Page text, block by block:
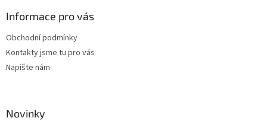
Informace pro vás
Obchodní podmínky
Kontakty jsme tu pro vás
Napište nám
Novinky